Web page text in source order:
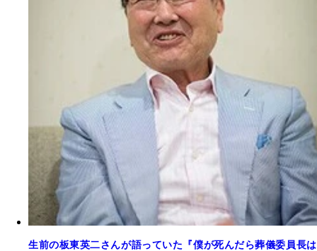
生前の板東英二さんが語っていた『僕が死んだら葬儀委員長は